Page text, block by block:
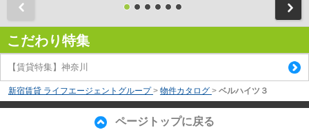
こだわり特集
【賃貸特集】神奈川
新宿賃貸 ライフエージェントグループ > 物件カタログ > ベルハイツ３
ページトップに戻る